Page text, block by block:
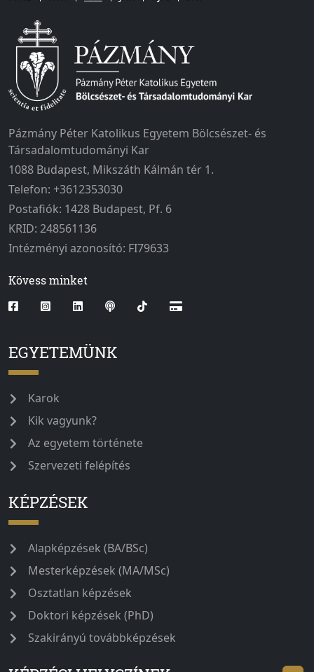
Pázmány Péter Katolikus Egyetem Bölcsészet- és
Társadalomtudományi Kar
1088 Budapest, Mikszáth Kálmán tér 1.
Telefon: +3612353030
Postafiók: 1428 Budapest, Pf. 6
KRID: 248561136
Intézményi azonosító: FI79633
Kövess minket
EGYETEMÜNK
Karok
Kik vagyunk?
Az egyetem története
Szervezeti felépítés
KÉPZÉSEK
Alapképzések (BA/BSc)
Mesterképzések (MA/MSc)
Osztatlan képzések
Doktori képzések (PhD)
Szakirányú továbbképzések